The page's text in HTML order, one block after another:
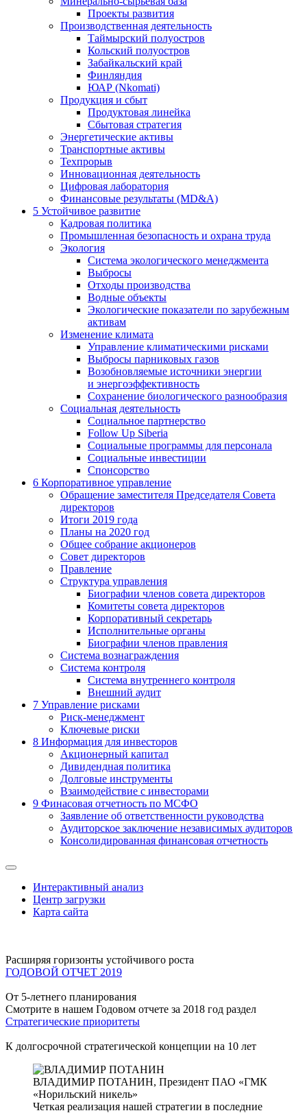
Проекты развития
Производственная деятельность
Таймырский полуостров
Кольский полуостров
Забайкальский край
Финляндия
ЮАР (Nkomati)
Продукция и сбыт
Продуктовая линейка
Сбытовая стратегия
Энергетические активы
Транспортные активы
Техпрорыв
Инновационная деятельность
Цифровая лаборатория
Финансовые результаты (MD&A)
5 Устойчивое развитие
Кадровая политика
Промышленная безопасность и охрана труда
Экология
Система экологического менеджмента
Выбросы
Отходы производства
Водные объекты
Экологические показатели по зарубежным
активам
Изменение климата
Управление климатическими рисками
Выбросы парниковых газов
Возобновляемые источники энергии
и энергоэффективность
Сохранение биологического разнообразия
Социальная деятельность
Социальное партнерство
Follow Up Siberia
Социальные программы для персонала
Социальные инвестиции
Спонсорство
6 Корпоративное управление
Обращение заместителя Председателя Совета
директоров
Итоги 2019 года
Планы на 2020 год
Общее собрание акционеров
Совет директоров
Правление
Структура управления
Биографии членов совета директоров
Комитеты совета директоров
Корпоративный секретарь
Исполнительные органы
Биографии членов правления
Система вознаграждения
Система контроля
Система внутреннего контроля
Внешний аудит
7 Управление рисками
Риск-менеджмент
Ключевые риски
8 Информация для инвесторов
Акционерный капитал
Дивидендная политика
Долговые инструменты
Взаимодействие с инвеcторами
9 Финасовая отчетность по МСФО
Заявление об ответственности руководства
Аудиторское заключение независимых аудиторов
Консолидированная финансовая отчетность
Интерактивный анализ
Центр загрузки
Карта сайта
Расширяя горизонты устойчивого роста
ГОДОВОЙ ОТЧЕТ 2019
От 5-летнего планирования
Смотрите в нашем Годовом отчете за 2018 год раздел
Стратегические приоритеты
К долгосрочной стратегической концепции на 10 лет
ВЛАДИМИР ПОТАНИН, Президент ПАО «ГМК
«Норильский никель»
Четкая реализация нашей стратегии в последние